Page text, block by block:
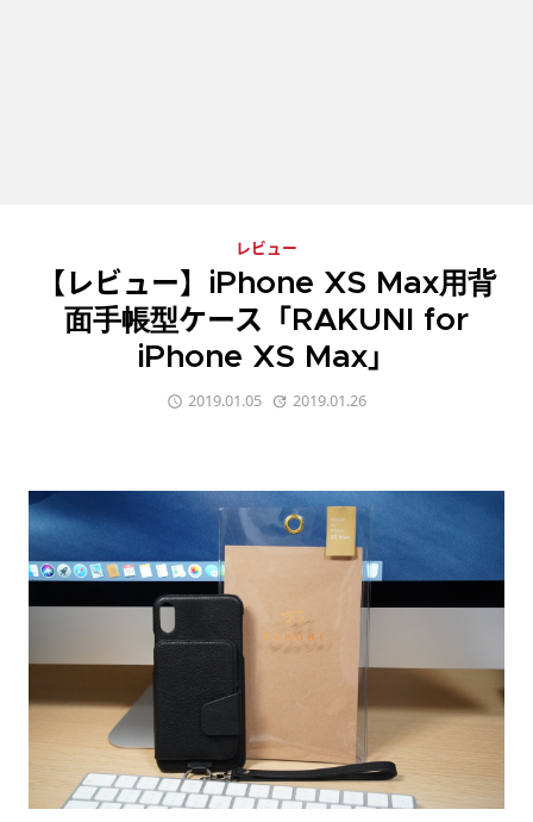
レビュー
【レビュー】iPhone XS Max用背
面手帳型ケース「RAKUNI for
iPhone XS Max」
2019.01.05 2019.01.26